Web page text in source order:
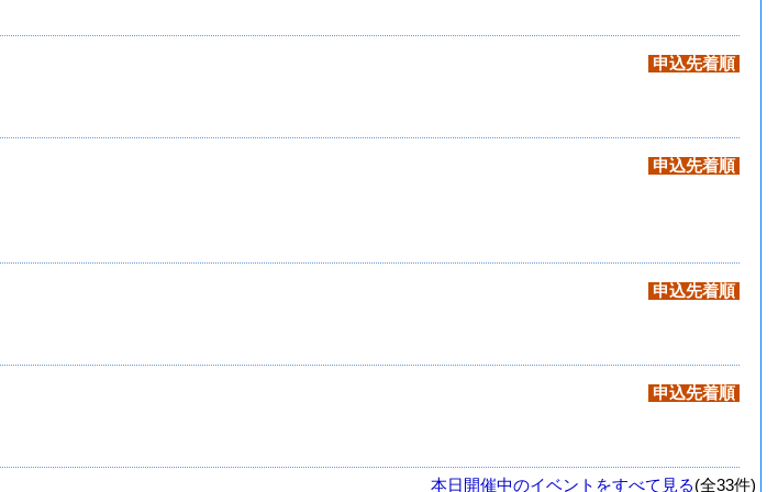
申込先着順
申込先着順
申込先着順
申込先着順
本日開催中のイベントをすべて見る(全33件)